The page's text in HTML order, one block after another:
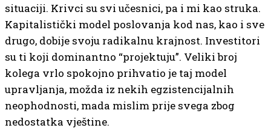
situaciji. Krivci su svi učesnici, pa i mi kao struka.
Kapitalistički model poslovanja kod nas, kao i sve
drugo, dobije svoju radikalnu krajnost. Investitori
su ti koji dominantno “projektuju”. Veliki broj
kolega vrlo spokojno prihvatio je taj model
upravljanja, možda iz nekih egzistencijalnih
neophodnosti, mada mislim prije svega zbog
nedostatka vještine.